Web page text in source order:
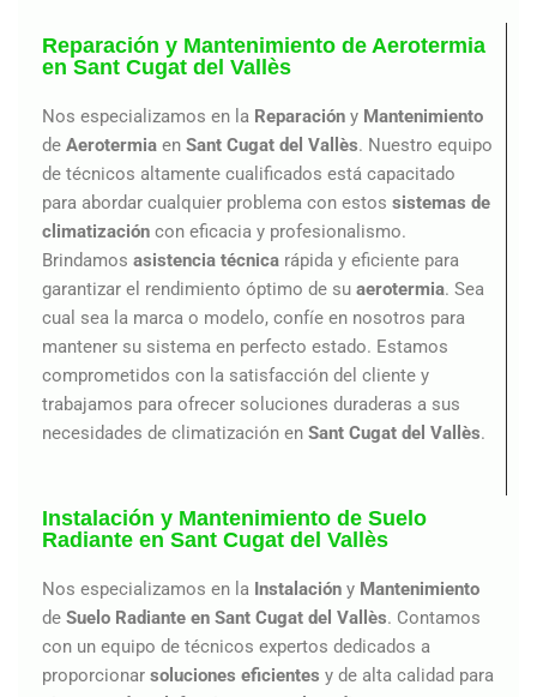
Reparación y Mantenimiento de Aerotermia
en Sant Cugat del Vallès
Nos especializamos en la Reparación y Mantenimiento
de Aerotermia en Sant Cugat del Vallès. Nuestro equipo
de técnicos altamente cualificados está capacitado
para abordar cualquier problema con estos sistemas de
climatización con eficacia y profesionalismo.
Brindamos asistencia técnica rápida y eficiente para
garantizar el rendimiento óptimo de su aerotermia. Sea
cual sea la marca o modelo, confíe en nosotros para
mantener su sistema en perfecto estado. Estamos
comprometidos con la satisfacción del cliente y
trabajamos para ofrecer soluciones duraderas a sus
necesidades de climatización en Sant Cugat del Vallès.
Instalación y Mantenimiento de Suelo
Radiante en Sant Cugat del Vallès
Nos especializamos en la Instalación y Mantenimiento
de Suelo Radiante en Sant Cugat del Vallès. Contamos
con un equipo de técnicos expertos dedicados a
proporcionar soluciones eficientes y de alta calidad para